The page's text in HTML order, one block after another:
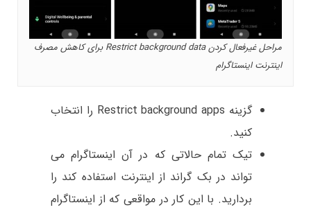
مراحل غیرفعال کردن Restrict background data برای کاهش مصرف
اینترنت اینستاگرام
گزینه Restrict background apps را انتخاب
کنید.
تیک تمام حالاتی که در آن اینستاگرام می
تواند در بک گراند از اینترنت استفاده کند را
بردارید. با این کار در مواقعی که از اینستاگرام